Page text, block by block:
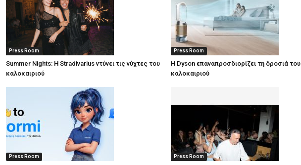
Press Room
Summer Nights: Η Stradivarius ντύνει τις νύχτες του
καλοκαιριού
Press Room
Η Dyson επαναπροσδιορίζει τη δροσιά του
καλοκαιριού
Press Room Press Room